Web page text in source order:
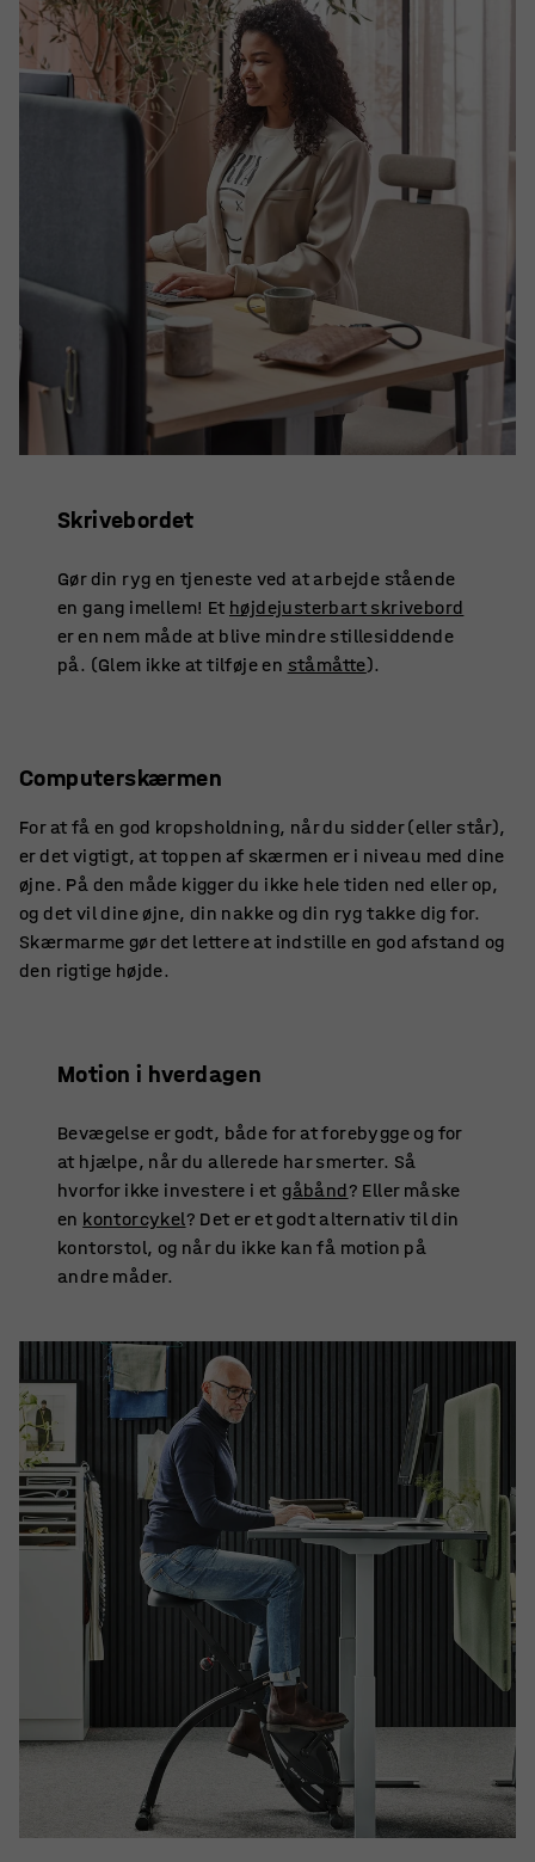
Skrivebordet
Gør din ryg en tjeneste ved at arbejde stående
en gang imellem! Et højdejusterbart skrivebord
er en nem måde at blive mindre stillesiddende
på. (Glem ikke at tilføje en ståmåtte).
Computerskærmen
For at få en god kropsholdning, når du sidder (eller står),
er det vigtigt, at toppen af skærmen er i niveau med dine
øjne. På den måde kigger du ikke hele tiden ned eller op,
og det vil dine øjne, din nakke og din ryg takke dig for.
Skærmarme gør det lettere at indstille en god afstand og
den rigtige højde.
Motion i hverdagen
Bevægelse er godt, både for at forebygge og for
at hjælpe, når du allerede har smerter. Så
hvorfor ikke investere i et gåbånd? Eller måske
en kontorcykel? Det er et godt alternativ til din
kontorstol, og når du ikke kan få motion på
andre måder.